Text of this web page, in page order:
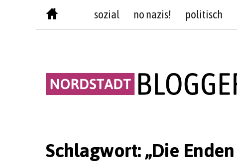
sozial no nazis! politisch
Schlagwort:„Die